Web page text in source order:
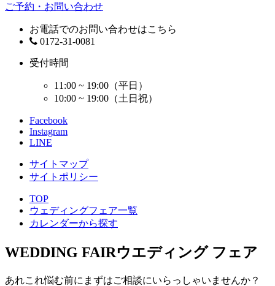
ご予約・お問い合わせ
お電話でのお問い合わせはこちら
0172-31-0081
受付時間
11:00 ~ 19:00（平日）
10:00 ~ 19:00（土日祝）
Facebook
Instagram
LINE
サイトマップ
サイトポリシー
TOP
ウェディングフェア一覧
カレンダーから探す
WEDDING FAIRウエディング フェア
あれこれ悩む前にまずはご相談にいらっしゃいませんか？